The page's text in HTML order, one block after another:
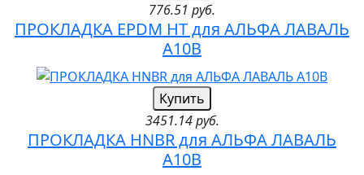
776.51 руб.
ПРОКЛАДКА EPDM HT для АЛЬФА ЛАВАЛЬ
A10B
Купить
3451.14 руб.
ПРОКЛАДКА HNBR для АЛЬФА ЛАВАЛЬ
A10B